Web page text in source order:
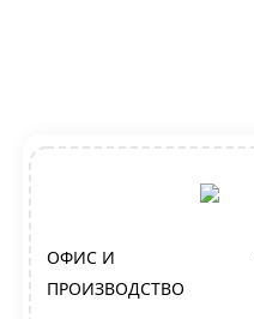
ОФИС И
ПРОИЗВОДСТВО